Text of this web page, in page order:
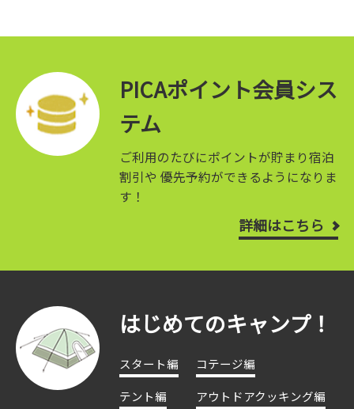
PICAポイント会員シス
テム
ご利用のたびにポイントが貯まり宿泊
割引や 優先予約ができるようになりま
す！
詳細はこちら
はじめてのキャンプ！
スタート編
コテージ編
テント編
アウトドアクッキング編